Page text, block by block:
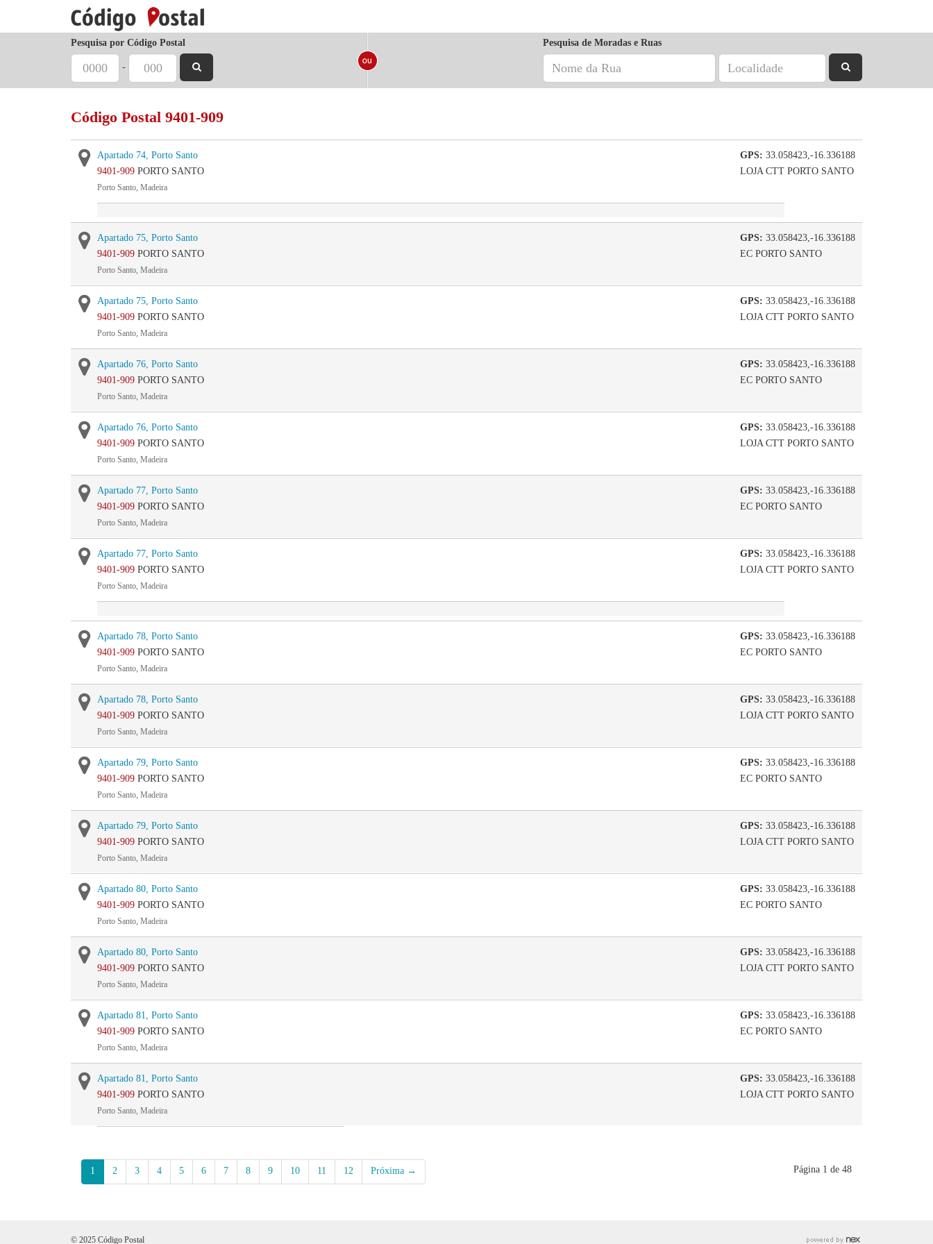
Pesquisa por Código Postal
-
Pesquisa de Moradas e Ruas
Código Postal 9401-909
GPS: 33.058423,-16.336188
LOJA CTT PORTO SANTO
Apartado 74, Porto Santo
9401-909 PORTO SANTO
Porto Santo, Madeira
GPS: 33.058423,-16.336188
EC PORTO SANTO
Apartado 75, Porto Santo
9401-909 PORTO SANTO
Porto Santo, Madeira
GPS: 33.058423,-16.336188
LOJA CTT PORTO SANTO
Apartado 75, Porto Santo
9401-909 PORTO SANTO
Porto Santo, Madeira
GPS: 33.058423,-16.336188
EC PORTO SANTO
Apartado 76, Porto Santo
9401-909 PORTO SANTO
Porto Santo, Madeira
GPS: 33.058423,-16.336188
LOJA CTT PORTO SANTO
Apartado 76, Porto Santo
9401-909 PORTO SANTO
Porto Santo, Madeira
GPS: 33.058423,-16.336188
EC PORTO SANTO
Apartado 77, Porto Santo
9401-909 PORTO SANTO
Porto Santo, Madeira
GPS: 33.058423,-16.336188
LOJA CTT PORTO SANTO
Apartado 77, Porto Santo
9401-909 PORTO SANTO
Porto Santo, Madeira
GPS: 33.058423,-16.336188
EC PORTO SANTO
Apartado 78, Porto Santo
9401-909 PORTO SANTO
Porto Santo, Madeira
GPS: 33.058423,-16.336188
LOJA CTT PORTO SANTO
Apartado 78, Porto Santo
9401-909 PORTO SANTO
Porto Santo, Madeira
GPS: 33.058423,-16.336188
EC PORTO SANTO
Apartado 79, Porto Santo
9401-909 PORTO SANTO
Porto Santo, Madeira
GPS: 33.058423,-16.336188
LOJA CTT PORTO SANTO
Apartado 79, Porto Santo
9401-909 PORTO SANTO
Porto Santo, Madeira
GPS: 33.058423,-16.336188
EC PORTO SANTO
Apartado 80, Porto Santo
9401-909 PORTO SANTO
Porto Santo, Madeira
GPS: 33.058423,-16.336188
LOJA CTT PORTO SANTO
Apartado 80, Porto Santo
9401-909 PORTO SANTO
Porto Santo, Madeira
GPS: 33.058423,-16.336188
EC PORTO SANTO
Apartado 81, Porto Santo
9401-909 PORTO SANTO
Porto Santo, Madeira
GPS: 33.058423,-16.336188
LOJA CTT PORTO SANTO
Apartado 81, Porto Santo
9401-909 PORTO SANTO
Porto Santo, Madeira
1 2 3 4 5 6 7 8 9 10 11 12 Próxima → Página 1 de 48
© 2025 Código Postal